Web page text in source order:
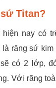
Titan?
hiện nay có
răng sứ
có 2 lớp,
Với răng